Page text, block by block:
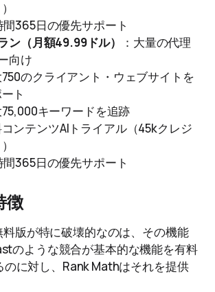
間365日の優先サポート
ン（月額49.99ドル）
：大量の代理
向け
のクライアント・ウェブサイトを
ト
キーワードを追跡
ンテンツAIトライアル（45kクレジ
間365日の優先サポート
徴
版が特に破壊的なのは、その機能
のような競合が基本的な機能を有料
のに対し、Rank Mathはそれを提供